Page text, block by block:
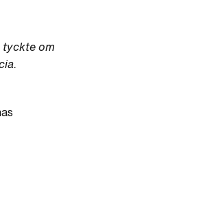
tyckte om